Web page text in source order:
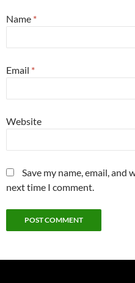
Name *
Email *
Website
Save my name, email,
next time I comment.